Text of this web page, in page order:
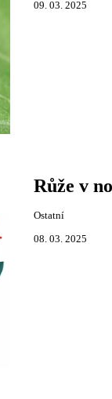
09. 03. 2025
Růže v
Ostatní
08. 03. 2025